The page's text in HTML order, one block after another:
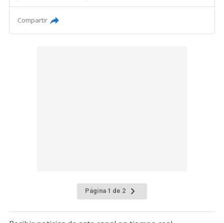
Compartir
Página 1 de 2